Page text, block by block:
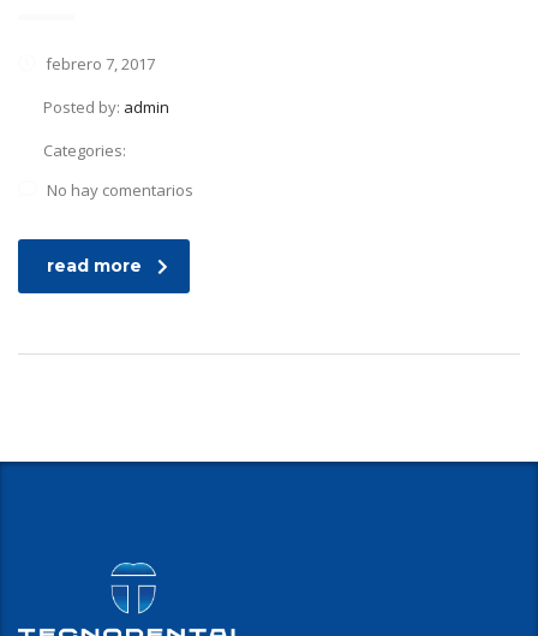
febrero 7, 2017
Posted by: admin
Categories:
No hay comentarios
read more